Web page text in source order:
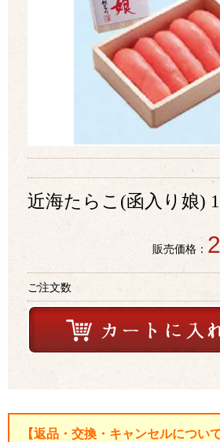
近海たらこ(函入り娘)
販売価格：
ご注文数
【返品・交換・キャンセルについて